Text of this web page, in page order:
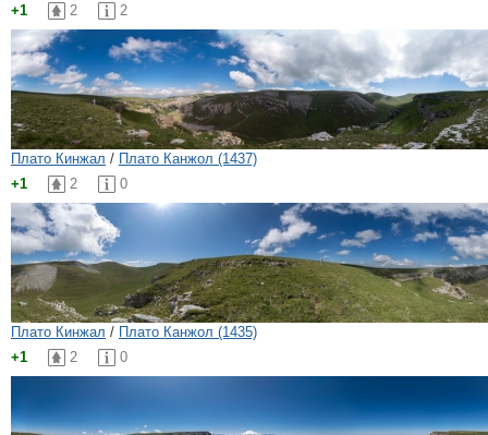
+1
2 2
Плато Кинжал / Плато Канжол (1437)
+1
2 0
Плато Кинжал / Плато Канжол (1435)
+1
2 0